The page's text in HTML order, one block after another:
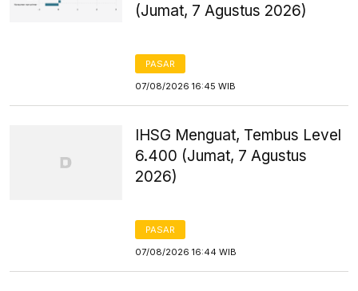
(Jumat, 7 Agustus 2026)
PASAR
07/08/2026 16:45 WIB
IHSG Menguat, Tembus Level
6.400 (Jumat, 7 Agustus
2026)
PASAR
07/08/2026 16:44 WIB